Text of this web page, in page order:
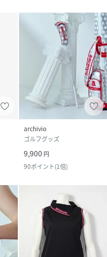
archivio
ゴルフグッズ
9,900 円
90ポイント(1倍)